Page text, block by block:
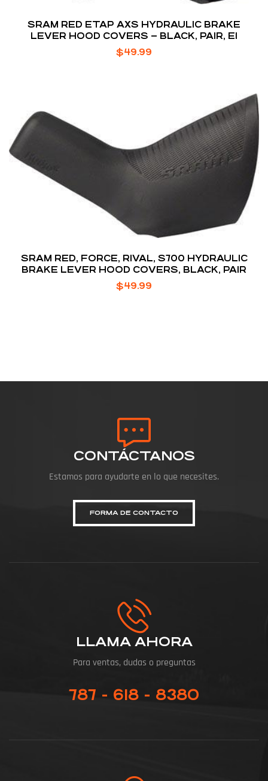
SRAM RED ETAP AXS HYDRAULIC BRAKE
LEVER HOOD COVERS – BLACK, PAIR, E1
$49.99
SRAM RED, FORCE, RIVAL, S700 HYDRAULIC
BRAKE LEVER HOOD COVERS, BLACK, PAIR
$49.99
CONTÁCTANOS
Estamos para ayudarte en lo que necesites.
FORMA DE CONTACTO
LLAMA AHORA
Para ventas, dudas o preguntas
787 - 618 - 8380